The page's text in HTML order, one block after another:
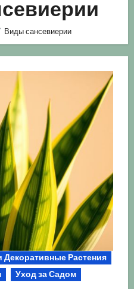
Виды сансевиерии
Декоративные Растения
Уход за Садом